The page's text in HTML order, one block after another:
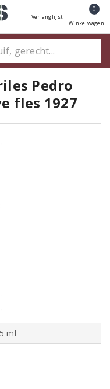
Verlanglijst
0
Winkelwagen
Pedro
fles 1927
ml